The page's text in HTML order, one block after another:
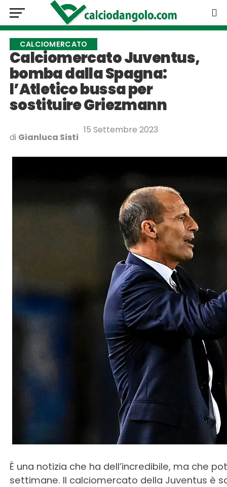
CALCIOMERCATO
Calciomercato Juventus,
bomba dalla Spagna:
l’Atletico bussa per
sostituire Griezmann
di Gianluca Sisti
15 Settembre 2023
È una notizia che ha dell’incredibile, ma che
settimane. Il calciomercato della Juventus è